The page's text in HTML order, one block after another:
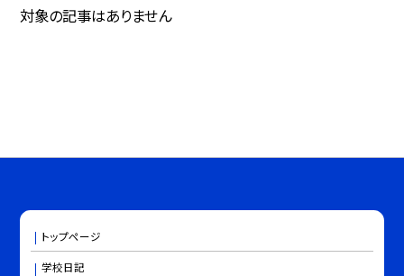
対象の記事はありません
トップページ
学校日記